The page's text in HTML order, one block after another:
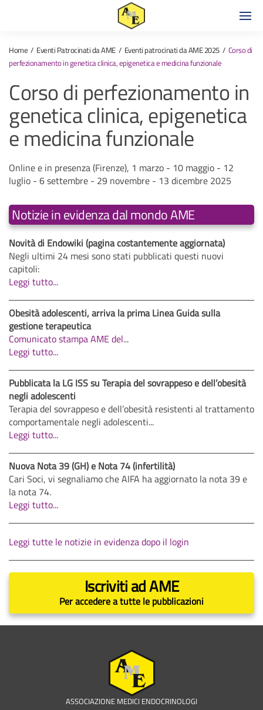
Home Eventi Patrocinati da AME Eventi patrocinati da AME 2025
Corso di
perfezionamento in genetica clinica, epigenetica e medicina funzionale
Corso di perfezionamento in
genetica clinica, epigenetica
e medicina funzionale
Online e in presenza (Firenze), 1 marzo - 10 maggio - 12
luglio - 6 settembre - 29 novembre - 13 dicembre 2025
Notizie in evidenza dal mondo AME
Novità di Endowiki (pagina costantemente aggiornata)
Negli ultimi 24 mesi sono stati pubblicati questi nuovi
capitoli:
Leggi tutto...
Obesità adolescenti, arriva la prima Linea Guida sulla
gestione terapeutica
Comunicato stampa AME del...
Leggi tutto...
Pubblicata la LG ISS su Terapia del sovrappeso e dell’obesità
negli adolescenti
Terapia del sovrappeso e dell’obesità resistenti al trattamento
comportamentale negli adolescenti...
Leggi tutto...
Nuova Nota 39 (GH) e Nota 74 (infertilità)
Cari Soci, vi segnaliamo che AIFA ha aggiornato la nota 39 e
la nota 74.
Leggi tutto...
Leggi tutte le notizie in evidenza dopo il login
Iscriviti ad AME
Per accedere a tutte le pubblicazioni
ASSOCIAZIONE MEDICI ENDOCRINOLOGI